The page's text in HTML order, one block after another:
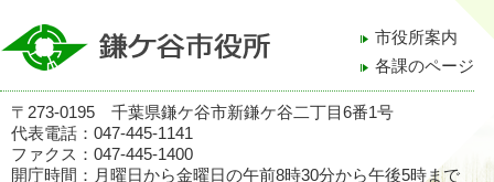
市役所案内
各課のページ
〒273-0195 千葉県鎌ケ谷市新鎌ケ谷二丁目6番1号
代表電話：047-445-1141
ファクス：047-445-1400
開庁時間：月曜日から金曜日の午前8時30分から午後5時まで